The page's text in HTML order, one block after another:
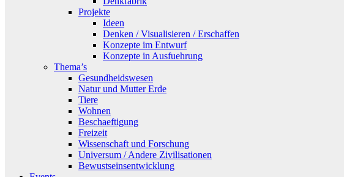
Projekte
Ideen
Denken / Visualisieren / Erschaffen
Konzepte im Entwurf
Konzepte in Ausfuehrung
Thema’s
Gesundheidswesen
Natur und Mutter Erde
Tiere
Wohnen
Beschaeftigung
Freizeit
Wissenschaft und Forschung
Universum / Andere Zivilisationen
Bewustseinsentwicklung